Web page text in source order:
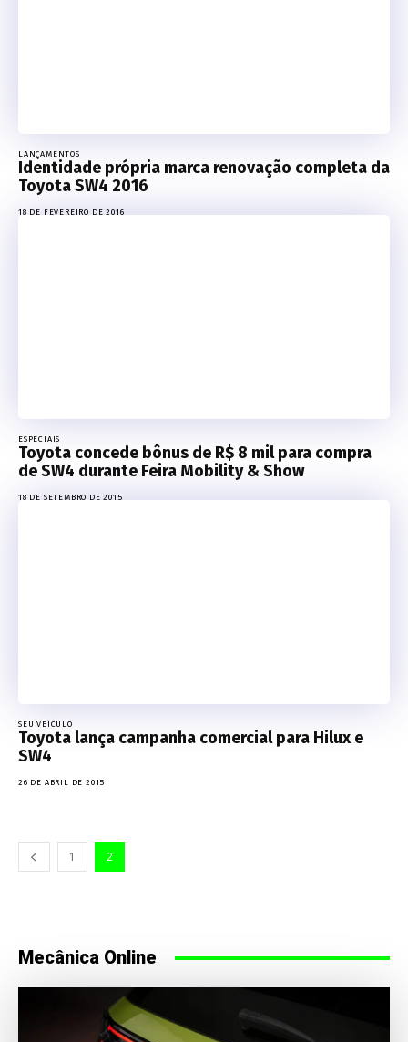
LANÇAMENTOS
Identidade própria marca renovação completa da
Toyota SW4 2016
18 DE FEVEREIRO DE 2016
ESPECIAIS
Toyota concede bônus de R$ 8 mil para compra
de SW4 durante Feira Mobility & Show
18 DE SETEMBRO DE 2015
SEU VEÍCULO
Toyota lança campanha comercial para Hilux e
SW4
26 DE ABRIL DE 2015
1 2
Mecânica Online